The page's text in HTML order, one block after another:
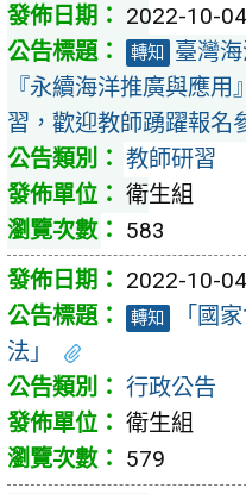
2022-10-04
轉知
臺灣
『永續海洋推廣與應
習，歡迎教師踴躍報名
教師研習
衛生組
583
2022-10-04
轉知
「國
法」
行政公告
衛生組
579